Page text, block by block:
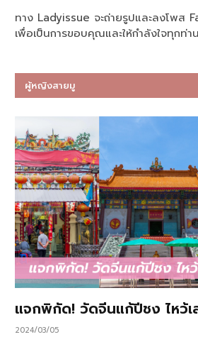
ทาง Ladyissue จะถ่ายรูปและลงโพส
เพื่อเป็นการขอบคุณและให้กำลังใจทุกท่า
ผู้หญิงสายมู
แจกพิกัด! วัดจีนแก้ปีชง ไหว้
2024/03/05